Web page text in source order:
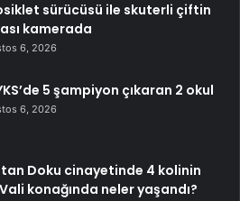
sürücüsü ile skuterli çiftin
kamerada
6, 2026
5 şampiyon çıkaran 2 okul
6, 2026
Doku cinayetinde 4 kolinin
Vali konağında neler yaşandı?